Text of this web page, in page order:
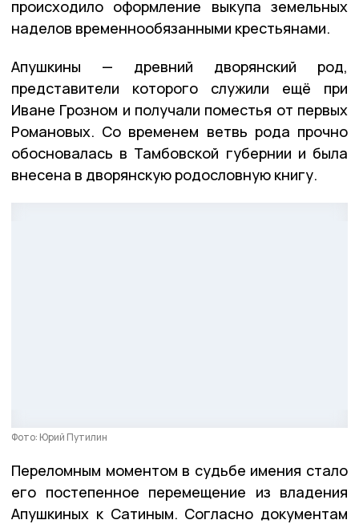
происходило оформление выкупа земельных
наделов временнообязанными крестьянами.
Апушкины — древний дворянский род,
представители которого служили ещё при
Иване Грозном и получали поместья от первых
Романовых. Со временем ветвь рода прочно
обосновалась в Тамбовской губернии и была
внесена в дворянскую родословную книгу.
Фото: Юрий Путилин
Переломным моментом в судьбе имения стало
его постепенное перемещение из владения
Апушкиных к Сатиным. Согласно документам